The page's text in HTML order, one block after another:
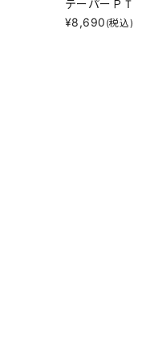
テーパーＰＴ
¥8,690 (税込)